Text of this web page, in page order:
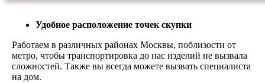
Удобное расположение точек скупки
Работаем в различных районах Москвы, поблизости от
метро, чтобы транспортировка до нас изделий не вызвала
сложностей. Также вы всегда можете вызвать специалиста
на дом.